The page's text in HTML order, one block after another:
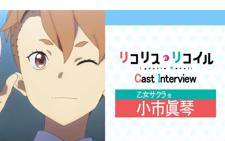
配信・Vtuber
最新記事一覧
アニメ記事一覧 声優記事一覧
アニメ映画一覧 実写化映画一覧
今期アニメ曜日別一覧